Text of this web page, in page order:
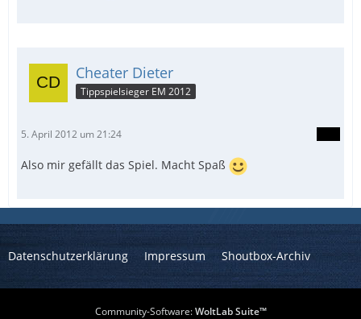
Cheater Dieter
Tippspielsieger EM 2012
5. April 2012 um 21:24
Also mir gefällt das Spiel. Macht Spaß
Datenschutzerklärung Impressum Shoutbox-Archiv
Community-Software:WoltLab Suite™